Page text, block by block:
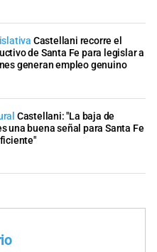
Castellani recorre el
de Santa Fe para legislar a
generan empleo genuino
Castellani: "La baja de
una buena señal para Santa Fe